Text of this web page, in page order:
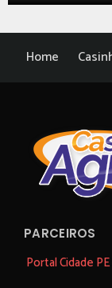
Home
PARCEIROS
Portal Cidade